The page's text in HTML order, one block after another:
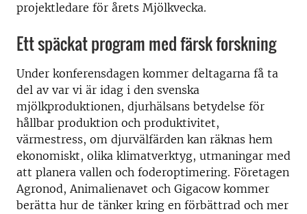
projektledare för årets Mjölkvecka.
Ett späckat program med färsk forskning
Under konferensdagen kommer deltagarna få ta
del av var vi är idag i den svenska
mjölkproduktionen, djurhälsans betydelse för
hållbar produktion och produktivitet,
värmestress, om djurvälfärden kan räknas hem
ekonomiskt, olika klimatverktyg, utmaningar med
att planera vallen och foderoptimering. Företagen
Agronod, Animalienavet och Gigacow kommer
berätta hur de tänker kring en förbättrad och mer